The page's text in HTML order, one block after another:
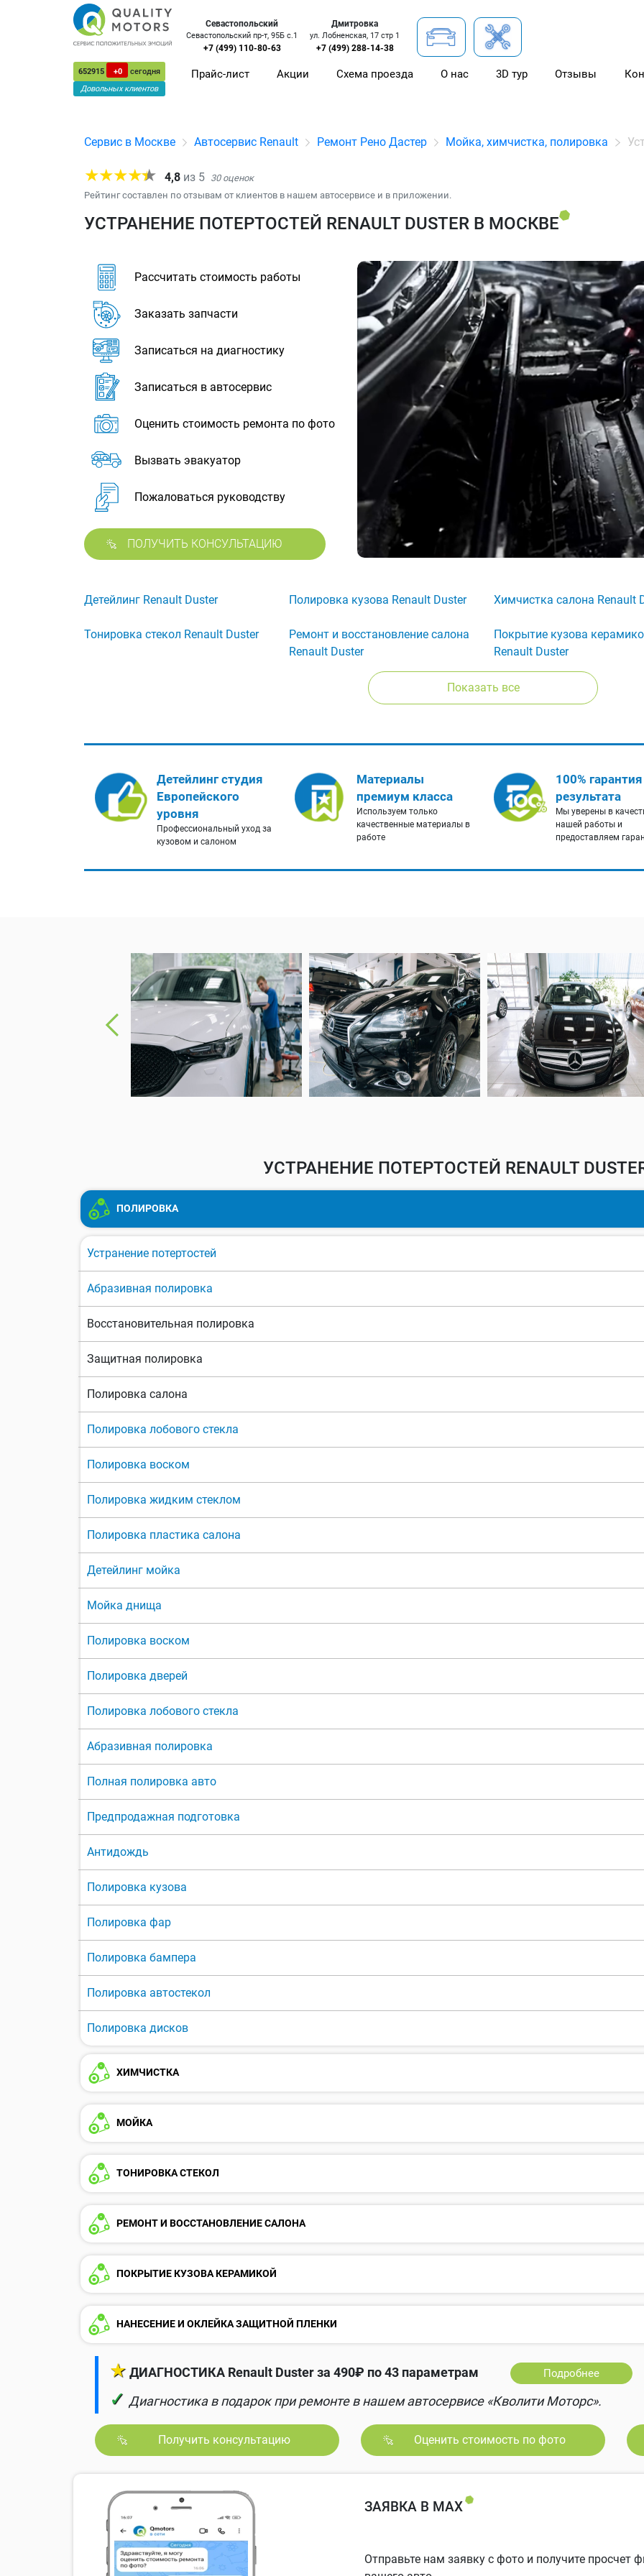
652915 +0
сегодня
Довольных клиентов
Севастопольский
Севастопольский пр-т, 95Б с.1
+7 (499) 110-80-63
Дмитровка
ул. Лобненская, 17 стр 1
+7 (499) 288-14-38
Прайс-лист Акции Схема проезда О нас 3D тур Отзывы
Сервис в Москве Автосервис Renault Ремонт Рено Дастер Мойка, химчистка, полировка
4,8 из 5 30оценок
Рейтинг составлен по отзывам от клиентов в нашем автосервисе и в приложении.
УСТРАНЕНИЕ ПОТЕРТОСТЕЙ RENAULT DUSTER В МОСКВЕ
Рассчитать стоимость работы
Заказать запчасти
Записаться на диагностику
Записаться в автосервис
Оценить стоимость ремонта по фото
Вызвать эвакуатор
Пожаловаться руководству
ПОЛУЧИТЬ КОНСУЛЬТАЦИЮ
Детейлинг Renault Duster Полировка кузова Renault Duster Химчистка салона Renault
Тонировка стекол Renault Duster
Ремонт и восстановление салона
Renault Duster
Покрытие кузова
Renault Duster
Показать все
Детейлинг студия
Европейского
уровня
Профессиональный уход за
кузовом и салоном
Материалы
премиум класса
Используем только
качественные материалы в
работе
100% гарантия
результата
Мы уверены в
нашей работы и
предоставляем
УСТРАНЕНИЕ ПОТЕРТОСТЕЙ RENAULT
ПОЛИРОВКА
Устранение потертостей
Абразивная полировка
Восстановительная полировка
Защитная полировка
Полировка салона
Полировка лобового стекла
Полировка воском
Полировка жидким стеклом
Полировка пластика салона
Детейлинг мойка
Мойка днища
Полировка воском
Полировка дверей
Полировка лобового стекла
Абразивная полировка
Полная полировка авто
Предпродажная подготовка
Антидождь
Полировка кузова
Полировка фар
Полировка бампера
Полировка автостекол
Полировка дисков
ХИМЧИСТКА
МОЙКА
ТОНИРОВКА СТЕКОЛ
РЕМОНТ И ВОССТАНОВЛЕНИЕ САЛОНА
ПОКРЫТИЕ КУЗОВА КЕРАМИКОЙ
НАНЕСЕНИЕ И ОКЛЕЙКА ЗАЩИТНОЙ ПЛЕНКИ
★ ДИАГНОСТИКА Renault Duster за 490₽ по 43 параметрам Подробнее
✓ Диагностика в подарок при ремонте в нашем автосервисе «Кволити Моторс».
Получить консультацию Оценить стоимость по фото
ЗАЯВКА В MAX
Отправьте нам заявку с фото и получите просчет